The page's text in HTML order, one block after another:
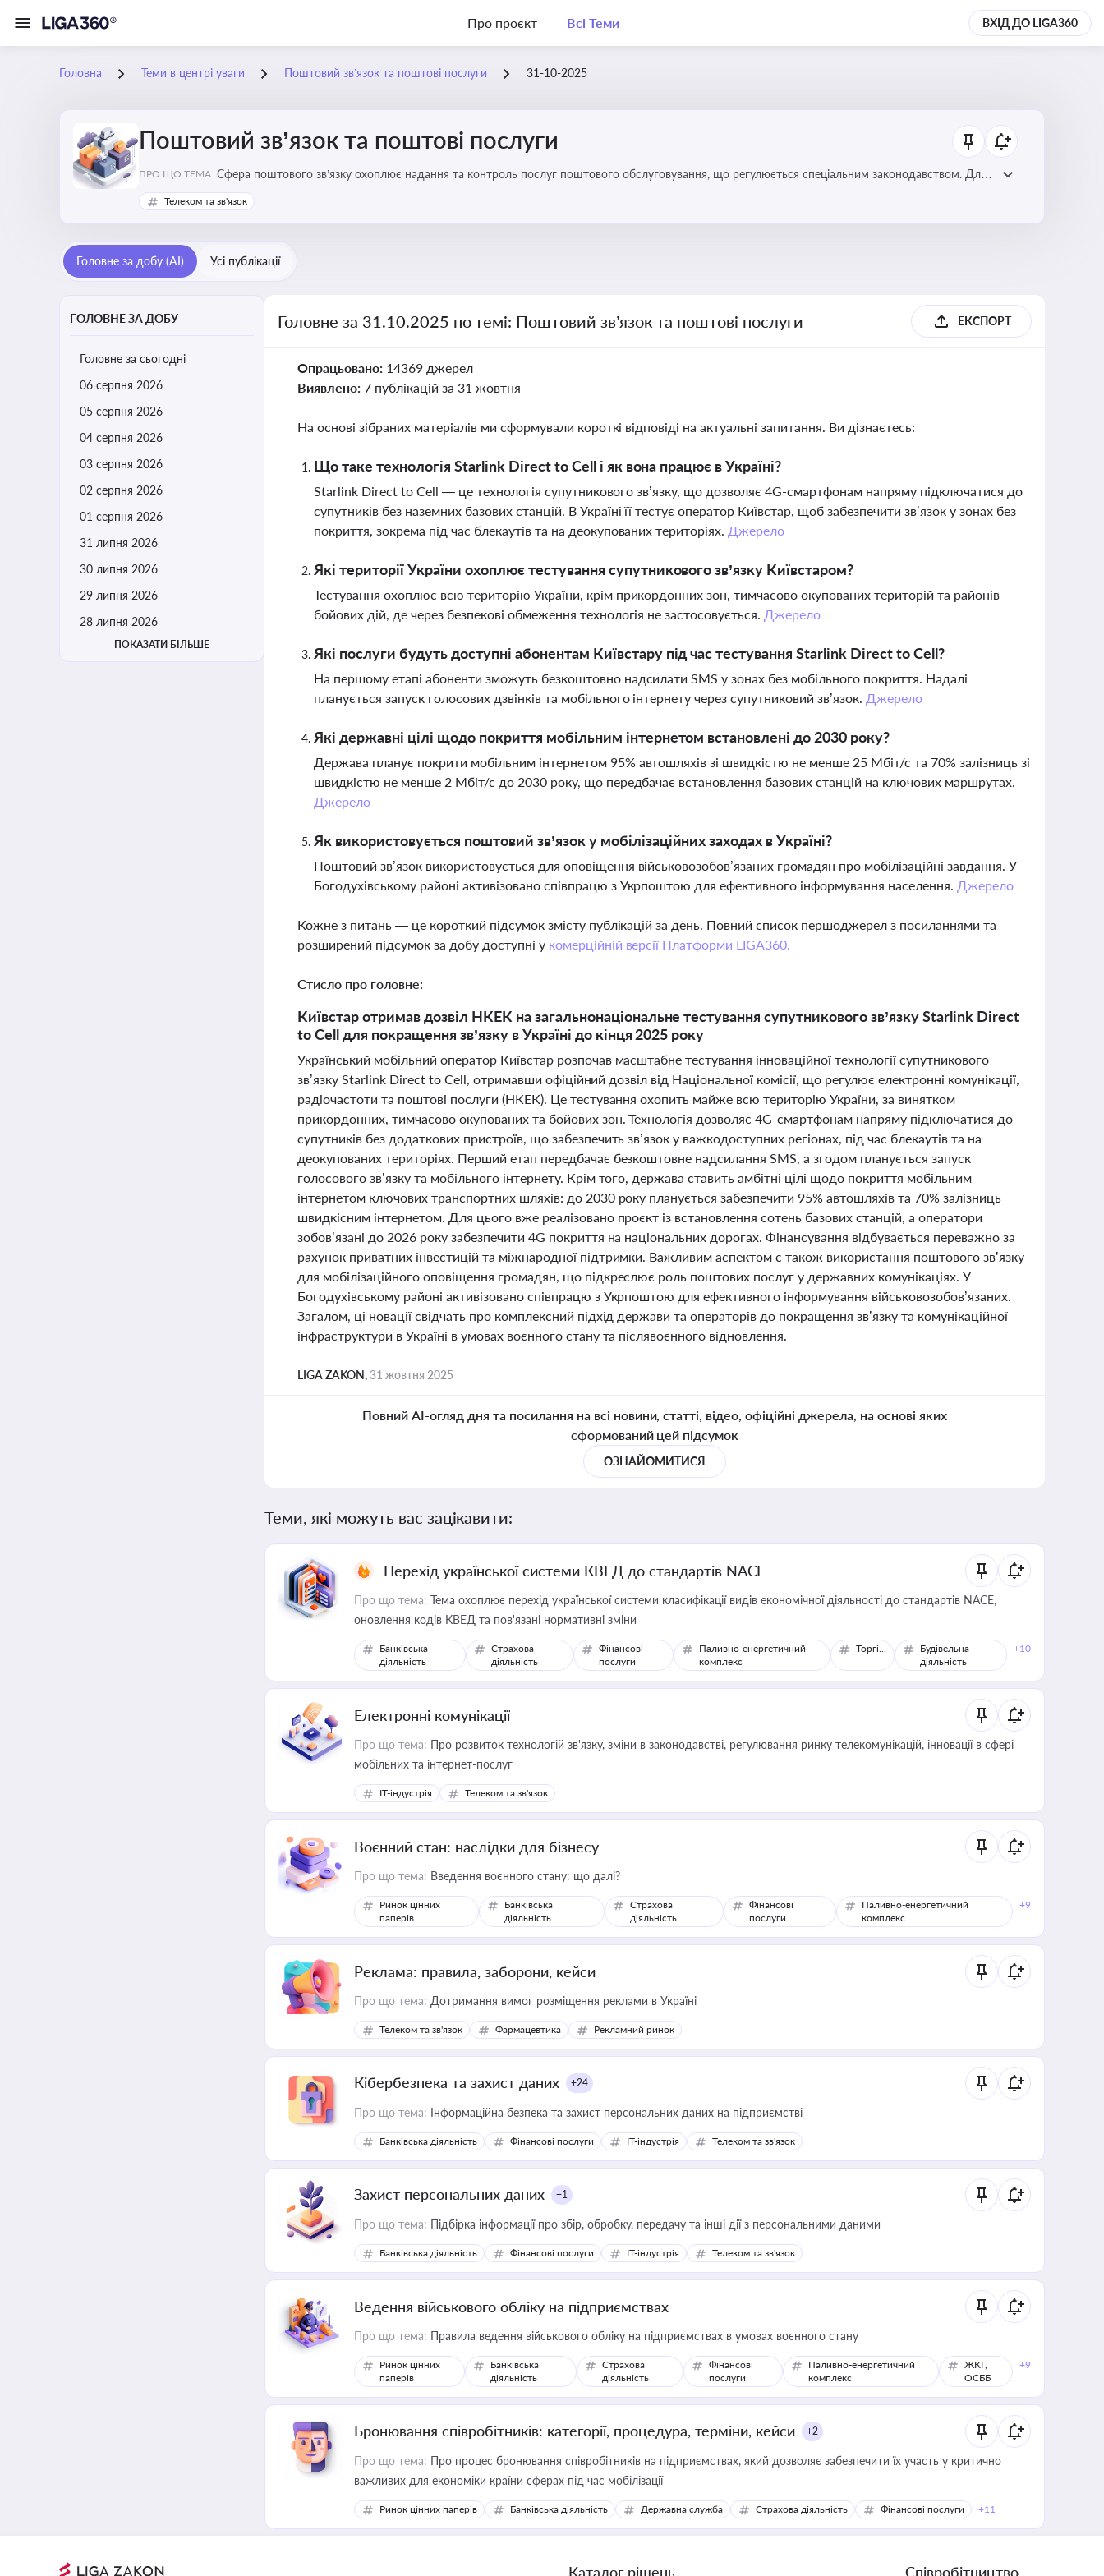
Про проєкт Всі Теми ВХІД ДО LIGA360
Головна Теми в центрі уваги Поштовий зв’язок та поштові послуги 31-10-2025
Поштовий зв’язок та поштові послуги
ПРО ЩО ТЕМА: Сфера поштового зв’язку охоплює надання та контроль послуг поштового обслуговування, що регулюється спеціальним законодавством. Для
бізнесу та юристів це важливо для дотримання ліцензійних умов, участі в державних реєстрах і забезпечення прав споживачів.
Телеком та зв'язок
Головне за добу (AI) Усі публікації
ГОЛОВНЕ ЗА ДОБУ
Головне за сьогодні
06 серпня 2026
05 серпня 2026
04 серпня 2026
03 серпня 2026
02 серпня 2026
01 серпня 2026
31 липня 2026
30 липня 2026
29 липня 2026
28 липня 2026
ПОКАЗАТИ БІЛЬШЕ
Головне за 31.10.2025 по темі: Поштовий зв’язок та поштові послуги ЕКСПОРТ
Опрацьовано: 14369 джерел
Виявлено: 7 публікацій за 31 жовтня
На основі зібраних матеріалів ми сформували короткі відповіді на актуальні запитання. Ви дізнаєтесь:
Що таке технологія Starlink Direct to Cell і як вона працює в Україні?
Starlink Direct to Cell — це технологія супутникового зв’язку, що дозволяє 4G-смартфонам напряму підключатися до
супутників без наземних базових станцій. В Україні її тестує оператор Київстар, щоб забезпечити зв’язок у зонах без
покриття, зокрема під час блекаутів та на деокупованих територіях. Джерело
Які території України охоплює тестування супутникового зв’язку Київстаром?
Тестування охоплює всю територію України, крім прикордонних зон, тимчасово окупованих територій та районів
бойових дій, де через безпекові обмеження технологія не застосовується. Джерело
Які послуги будуть доступні абонентам Київстару під час тестування Starlink Direct to Cell?
На першому етапі абоненти зможуть безкоштовно надсилати SMS у зонах без мобільного покриття. Надалі
планується запуск голосових дзвінків та мобільного інтернету через супутниковий зв’язок. Джерело
Які державні цілі щодо покриття мобільним інтернетом встановлені до 2030 року?
Держава планує покрити мобільним інтернетом 95% автошляхів зі швидкістю не менше 25 Мбіт/с та 70% залізниць зі
швидкістю не менше 2 Мбіт/с до 2030 року, що передбачає встановлення базових станцій на ключових маршрутах.
Джерело
Як використовується поштовий зв’язок у мобілізаційних заходах в Україні?
Поштовий зв’язок використовується для оповіщення військовозобов’язаних громадян про мобілізаційні завдання. У
Богодухівському районі активізовано співпрацю з Укрпоштою для ефективного інформування населення. Джерело
Кожне з питань — це короткий підсумок змісту публікацій за день. Повний список першоджерел з посиланнями та
розширений підсумок за добу доступні у комерційній версії Платформи LIGA360.
Стисло про головне:
Київстар отримав дозвіл НКЕК на загальнонаціональне тестування супутникового зв’язку Starlink Direct
to Cell для покращення зв’язку в Україні до кінця 2025 року
Український мобільний оператор Київстар розпочав масштабне тестування інноваційної технології супутникового
зв’язку Starlink Direct to Cell, отримавши офіційний дозвіл від Національної комісії, що регулює електронні комунікації,
радіочастоти та поштові послуги (НКЕК). Це тестування охопить майже всю територію України, за винятком
прикордонних, тимчасово окупованих та бойових зон. Технологія дозволяє 4G-смартфонам напряму підключатися до
супутників без додаткових пристроїв, що забезпечить зв’язок у важкодоступних регіонах, під час блекаутів та на
деокупованих територіях. Перший етап передбачає безкоштовне надсилання SMS, а згодом планується запуск
голосового зв’язку та мобільного інтернету. Крім того, держава ставить амбітні цілі щодо покриття мобільним
інтернетом ключових транспортних шляхів: до 2030 року планується забезпечити 95% автошляхів та 70% залізниць
швидкісним інтернетом. Для цього вже реалізовано проєкт із встановлення сотень базових станцій, а оператори
зобов’язані до 2026 року забезпечити 4G покриття на національних дорогах. Фінансування відбувається переважно за
рахунок приватних інвестицій та міжнародної підтримки. Важливим аспектом є також використання поштового зв’язку
для мобілізаційного оповіщення громадян, що підкреслює роль поштових послуг у державних комунікаціях. У
Богодухівському районі активізовано співпрацю з Укрпоштою для ефективного інформування військовозобов’язаних.
Загалом, ці новації свідчать про комплексний підхід держави та операторів до покращення зв’язку та комунікаційної
інфраструктури в Україні в умовах воєнного стану та післявоєнного відновлення.
LIGA ZAKON,31 жовтня 2025
Повний AI-огляд дня та посилання на всі новини, статті, відео, офіційні джерела, на основі яких
сформований цей підсумок
ОЗНАЙОМИТИСЯ
Теми, які можуть вас зацікавити:
Перехід української системи КВЕД до стандартів NACE
Про що тема: Тема охоплює перехід української системи класифікації видів економічної діяльності до стандартів NACE,
оновлення кодів КВЕД та пов'язані нормативні зміни
Банківська
діяльність
Страхова
діяльність
Фінансові
послуги
Паливно-енергетичний
комплекс
Торгівля
Будівельна
діяльність
+10
Електронні комунікації
Про що тема: Про розвиток технологій зв'язку, зміни в законодавстві, регулювання ринку телекомунікацій, інновації в сфері
мобільних та інтернет-послуг
IT-індустрія Телеком та зв'язок
Воєнний стан: наслідки для бізнесу
Про що тема: Введення воєнного стану: що далі?
Ринок цінних
паперів
Банківська
діяльність
Страхова
діяльність
Фінансові
послуги
Паливно-енергетичний
комплекс
+9
Реклама: правила, заборони, кейси
Про що тема: Дотримання вимог розміщення реклами в Україні
Телеком та зв'язок Фармацевтика Рекламний ринок
Кібербезпека та захист даних +24
Про що тема: Інформаційна безпека та захист персональних даних на підприємстві
Банківська діяльність Фінансові послуги IT-індустрія Телеком та зв'язок
Захист персональних даних +1
Про що тема: Підбірка інформації про збір, обробку, передачу та інші дії з персональними даними
Банківська діяльність Фінансові послуги IT-індустрія Телеком та зв'язок
Ведення військового обліку на підприємствах
Про що тема: Правила ведення військового обліку на підприємствах в умовах воєнного стану
Ринок цінних
паперів
Банківська
діяльність
Страхова
діяльність
Фінансові
послуги
Паливно-енергетичний
комплекс
ЖКГ,
ОСББ
+9
Бронювання співробітників: категорії, процедура, терміни, кейси +2
Про що тема: Про процес бронювання співробітників на підприємствах, який дозволяє забезпечити їх участь у критично
важливих для економіки країни сферах під час мобілізації
Ринок цінних паперів Банківська діяльність Державна служба Страхова діяльність Фінансові послуги +11
Каталог рішень Співробітництво